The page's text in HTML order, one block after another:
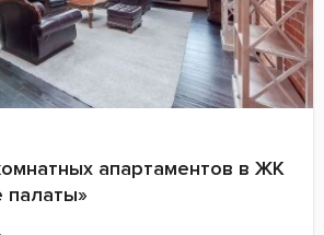
апартаментов в ЖК
палаты»